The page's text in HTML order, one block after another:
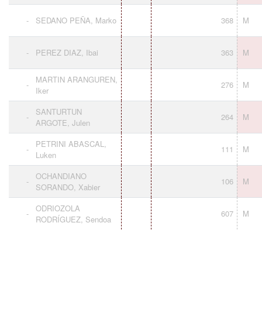
- SEDANO PEÑA, Marko 368 M
- PEREZ DIAZ, Ibai 363 M
-
MARTIN ARANGUREN,
Iker
276 M
-
SANTURTUN
ARGOTE, Julen
264 M
-
PETRINI ABASCAL,
Luken
111 M
-
OCHANDIANO
SORANDO, Xabier
106 M
-
ODRIOZOLA
RODRÍGUEZ, Sendoa
607 M